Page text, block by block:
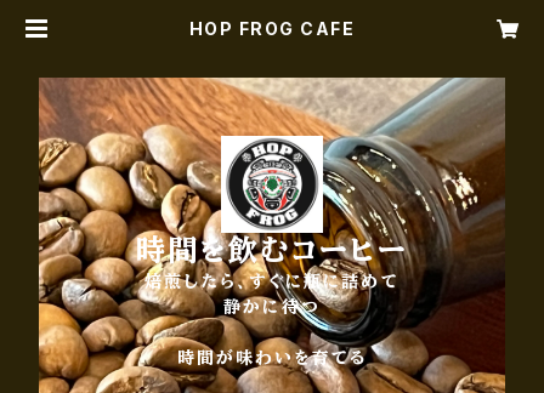
HOP FROG CAFE
時間を飲むコーヒー
焙煎したら、すぐに瓶に詰めて
静かに待つ
時間が味わいを育てる